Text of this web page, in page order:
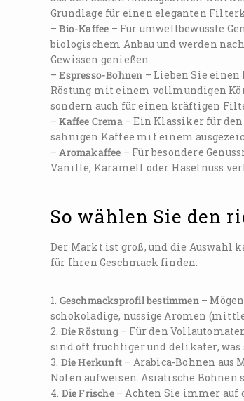
Grundlage für einen eleganten
–Bio-Kaffee – Für umweltbewusste
biologischem Anbau und werden
Gewissen genießen.
–Espresso-Bohnen – Lieben Sie
Röstung mit einem vollmundigen
sondern auch für einen kräftigen
–Kaffee Crema– Ein Klassiker für
sahnigen Kaffee mit einem
–Aromakaffee – Für besondere
Vanille, Karamell oder Haselnuss
So wählen Sie den
Der Markt ist groß, und die Auswahl
für Ihren Geschmack finden:
1. Geschmacksprofil bestimmen–
schokoladige, nussige Aromen
2. Die Röstung– Für den
sind oft fruchtiger und delikater,
3. Die Herkunft – Arabica-Bohnen
Noten aufweisen. Asiatische
4. Die Frische– Achten Sie immer auf